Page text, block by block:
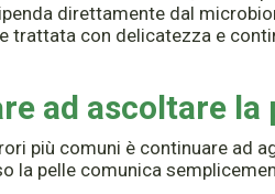
direttamente dal
trattata con delicatezza e
ad ascoltare la
più comuni è continuare ad
la pelle comunica